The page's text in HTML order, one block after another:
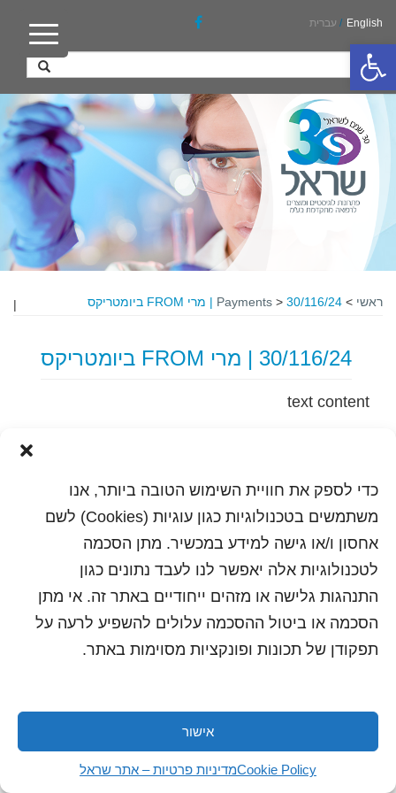
פתח סרגל נגישות
כדי לספק את חוויית השימוש הטובה ביותר, אנו
משתמשים בטכנולוגיות כגון עוגיות (Cookies) לשם
אחסון ו/או גישה למידע במכשיר. מתן הסכמה
לטכנולוגיות אלה יאפשר לנו לעבד נתונים כגון
התנהגות גלישה או מזהים ייחודיים באתר זה. אי מתן
הסכמה או ביטול ההסכמה עלולים להשפיע לרעה על
תפקודן של תכונות ופונקציות מסוימות באתר.
אישור
Cookie Policyמדיניות פרטיות – אתר שראל
English
/ עברית
ראשי >
Payments > 30/116/24 | מרי FROM ביומטריקס |
30/116/24 | מרי FROM ביומטריקס
text content
שלח לחבר
כל הזכויות שמורות לשראל 2018 | עיצוב ותכנות: סטודיו
"היוצרים"